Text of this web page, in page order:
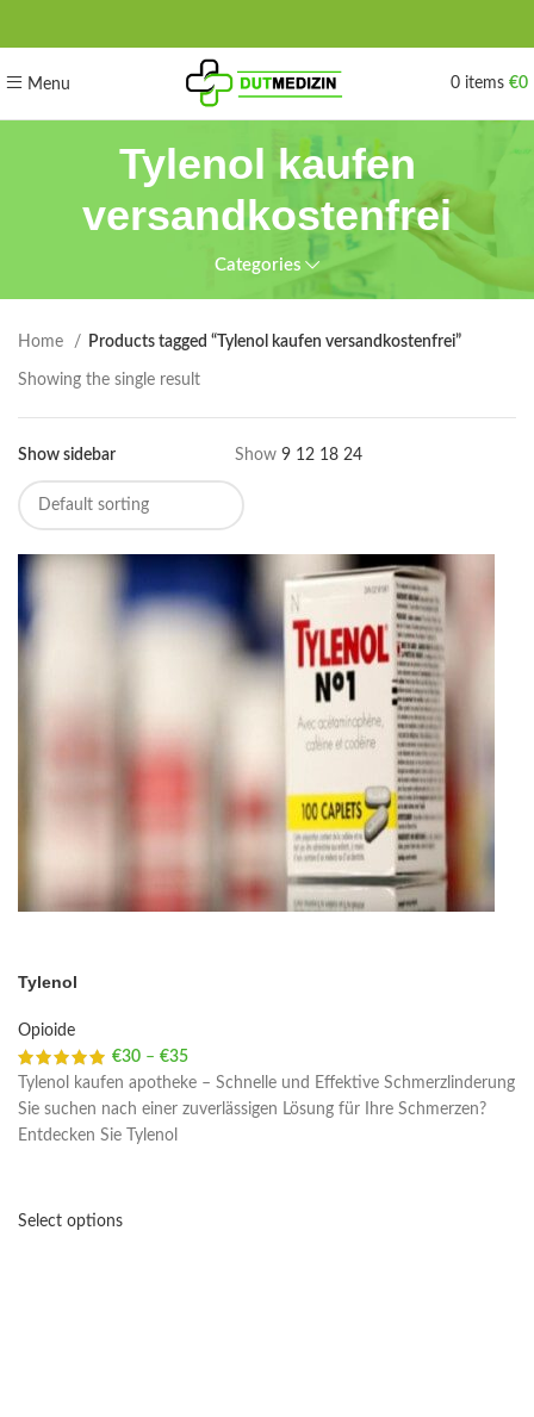
Menu 0 items €0
Tylenol kaufen
versandkostenfrei
Categories
Home Products tagged “Tylenol kaufen versandkostenfrei”
Showing the single result
Show sidebar Show 9 12 18 24
Tylenol
Opioide
€30 – €35
Tylenol kaufen apotheke – Schnelle und Effektive Schmerzlinderung
Sie suchen nach einer zuverlässigen Lösung für Ihre Schmerzen?
Entdecken Sie Tylenol
Select options